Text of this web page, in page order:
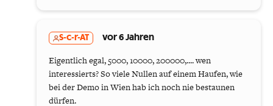
S-c-r-AT vor 6 Jahren
Eigentlich egal, 5000, 10000, 200000,.... wen
interessierts? So viele Nullen auf einem Haufen, wie
bei der Demo in Wien hab ich noch nie bestaunen
dürfen.